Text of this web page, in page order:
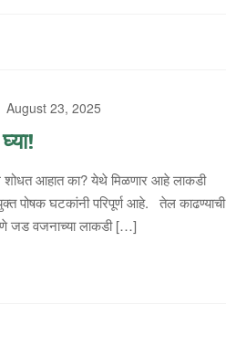
August 23, 2025
शोधत आहात का? येथे मिळणार आहे लाकडी
पोषक घटकांनी परिपूर्ण आहे. तेल काढण्याची
जड वजनाच्या लाकडी […]